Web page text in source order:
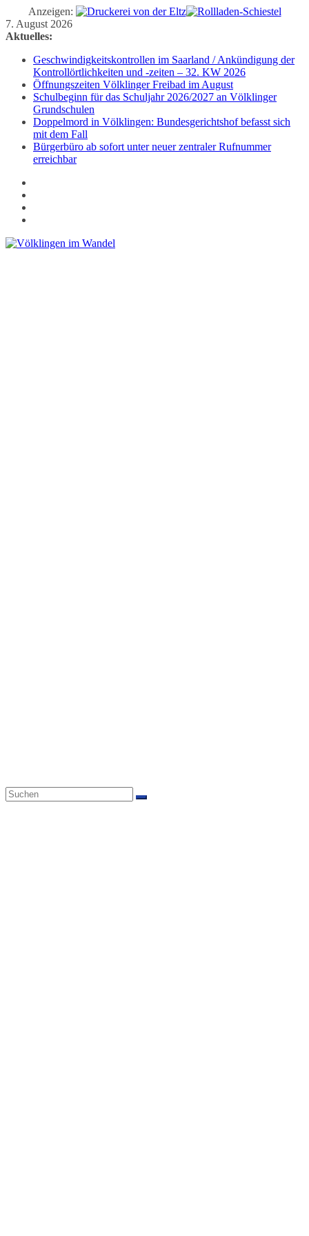
Anzeigen:
Zum
Inhalt
7. August 2026
Aktuelles:
Geschwindigkeitskontrollen im Saarland / Ankündigung der
Kontrollörtlichkeiten und -zeiten – 32. KW 2026
Öffnungszeiten Völklinger Freibad im August
Schulbeginn für das Schuljahr 2026/2027 an Völklinger
Grundschulen
Doppelmord in Völklingen: Bundesgerichtshof befasst sich
mit dem Fall
Bürgerbüro ab sofort unter neuer zentraler Rufnummer
erreichbar